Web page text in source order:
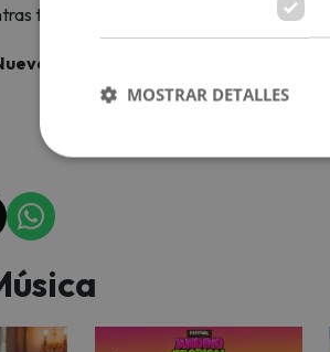
tanto, Karla reiteró su incomodidad
Q, QQQumbia,
de tus artistas
MOSTRAR DETALLES